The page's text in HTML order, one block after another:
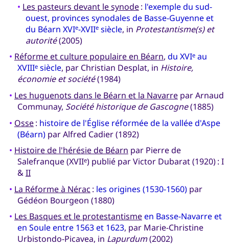
• Les pasteurs devant le synode: l'exemple du sud-
ouest, provinces synodales de Basse-Guyenne et
du Béarn XVIe-XVIIesiècle, in Protestantisme(s) et
autorité(2005)
• Réforme et culture populaire en Béarn, du XVIeau
XVIIIesiècle, par Christian Desplat, in Histoire,
économie et société(1984)
• Les huguenots dans le Béarn et la Navarrepar Arnaud
Communay, Société historique de Gascogne(1885)
• Osse: histoire de l'Église réformée de la vallée d'Aspe
(Béarn)par Alfred Cadier (1892)
• Histoire de l'hérésie de Béarn par Pierre de
Salefranque (XVIIe) publié par Victor Dubarat (1920) : I
&II
• La Réforme à Nérac : les origines (1530-1560)par
Gédéon Bourgeon (1880)
• Les Basques et le protestantismeen Basse-Navarre et
en Soule entre 1563 et 1623, par Marie-Christine
Urbistondo-Picavea, in Lapurdum(2002)